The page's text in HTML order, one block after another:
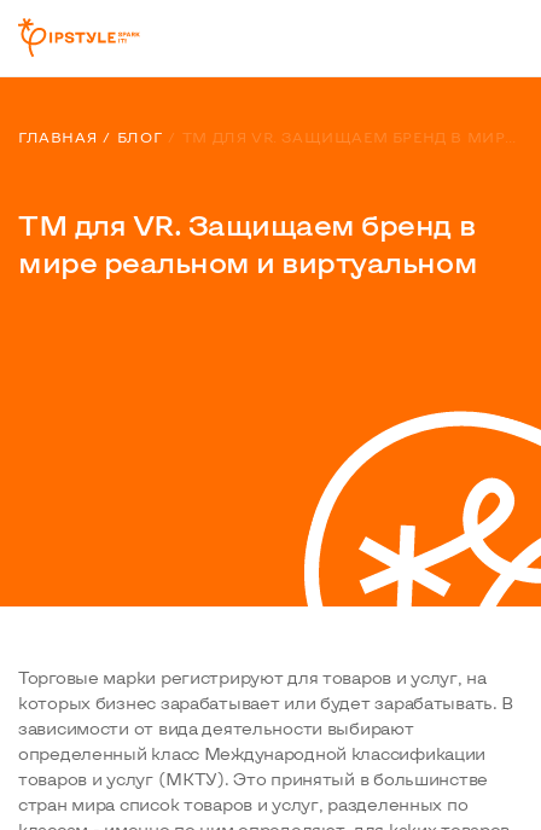
ГЛАВНАЯ БЛОГ
TM для VR. Защищаем бренд в
мире реальном и виртуальном
Торговые марки регистрируют для товаров и услуг, на
которых бизнес зарабатывает или будет зарабатывать. В
зависимости от вида деятельности выбирают
определенный класс Международной классификации
товаров и услуг (МКТУ). Это принятый в большинстве
стран мира список товаров и услуг, разделенных по